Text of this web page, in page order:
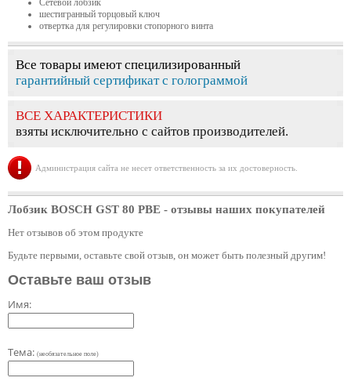
Сетевой лобзик
шестигранный торцовый ключ
отвертка для регулировки стопорного винта
Все товары имеют специлизированный
гарантийный сертификат с голограммой
ВСЕ ХАРАКТЕРИСТИКИ
взяты исключительно с сайтов производителей.
Администрация сайта не несет ответственность за их достоверность.
Лобзик BOSCH GST 80 PBE - отзывы наших покупателей
Нет отзывов об этом продукте
Будьте первыми, оставьте свой отзыв, он может быть полезный другим!
Оставьте ваш отзыв
Имя:
Тема: (необязательное поле)